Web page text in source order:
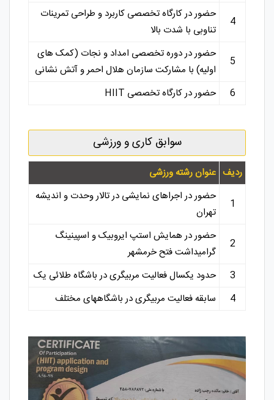
4
حضور در کارگاه تخصصی کاربرد و طراحی تمرینات
تناوبی با شدت بالا
5
حضور در دوره تخصصی امداد و نجات (کمک های
اولیه) با مشارکت سازمان هلال احمر و آتش نشانی
6
حضور در کارگاه تخصصی HIIT
سوابق کاری و ورزشی
ردیف عنوان رشته ورزشی
1
حضور در اجراهای نمایشی در تالار وحدت و اندیشه
تهران
2
حضور در همایش استپ ایروبیک و اسپینینگ
گرامیداشت فتح خرمشهر
3
حدود یکسال فعالیت مربیگری در باشگاه طلائی یک
4
سابقه فعالیت مربیگری در باشگاههای مختلف